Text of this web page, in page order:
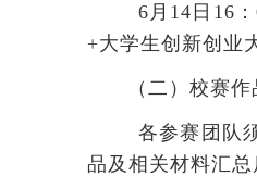
6月14日16
+大学生创新创业
（二）校赛
各参赛团队
品及相关材料汇总